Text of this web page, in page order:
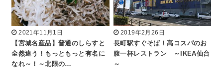
2021年11月1日
【宮城名産品】普通のしらすと
全然違う！もっともっと有名に
なれ～！～北限の…
2019年2月26日
長町駅すぐそば！高コスパのお
腹一杯レストラン ～IKEA仙台
～